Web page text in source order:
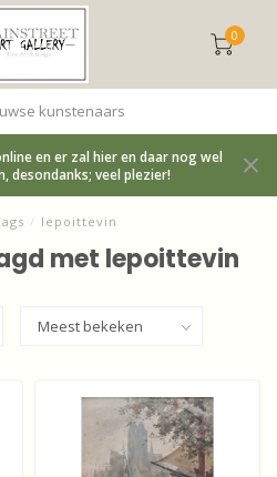
0
kunstenaars
en er zal hier en daar nog wel
desondanks; veel plezier!
/ lepoittevin
met lepoittevin